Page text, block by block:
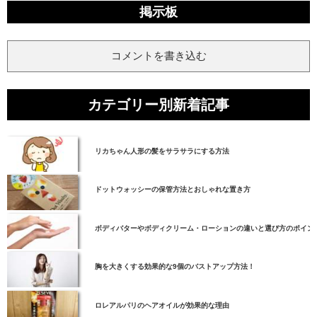
掲示板
コメントを書き込む
カテゴリー別新着記事
リカちゃん人形の髪をサラサラにする方法
ドットウォッシーの保管方法とおしゃれな置き方
ボディバターやボディクリーム・ローションの違いと選び方のポイン
胸を大きくする効果的な9個のバストアップ方法！
ロレアルパリのヘアオイルが効果的な理由